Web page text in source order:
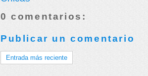
0 comentarios:
Publicar un comentario
Entrada más reciente